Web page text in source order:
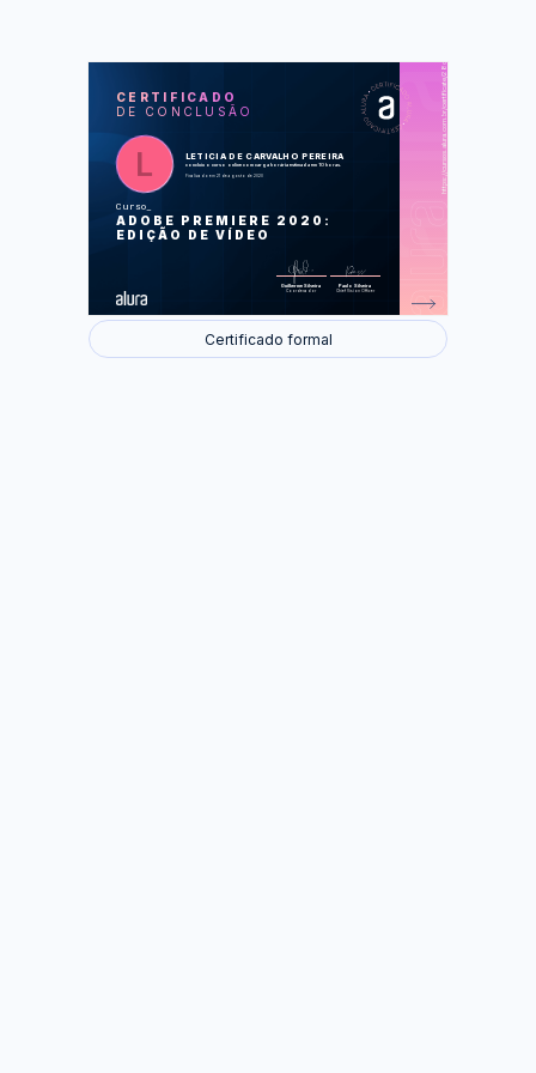
CERTIFICADO
DE CONCLUSÃO
LETICIA DE CARVALHO PEREIRA
concluiu o curso online com carga horária estimada em 10 horas.
Finalizado em 21 de agosto de 2020
Curso
ADOBE PREMIERE 2020:
EDIÇÃO DE VÍDEO
Guilherme Silveira
Coordenador
Paulo Silveira
Chief Vision Officer
https://cursos.alura.com.br/certificate/28caea63-8374-4516-8c2b-721457ba91e6
LAS
Preparando o ambiente
Fluxo de edição
Certificado formal